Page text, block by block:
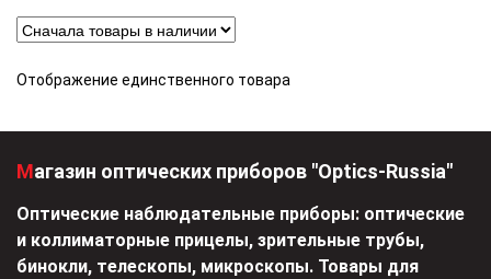
Отображение единственного товара
Магазин оптических приборов "Optics-Russia"
Оптические наблюдательные приборы: оптические
и коллиматорные прицелы, зрительные трубы,
бинокли, телескопы, микроскопы. Товары для